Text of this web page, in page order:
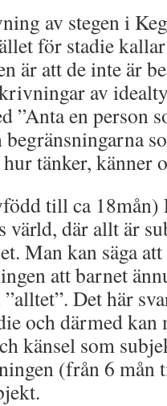
av stegen i
för stadie
är att de inte är
av
”Anta en person
tänker, känner
till ca 18mån)
värld, där allt är
Man kan säga
att barnet
Det här
och därmed kan
känsel som
(från 6 mån